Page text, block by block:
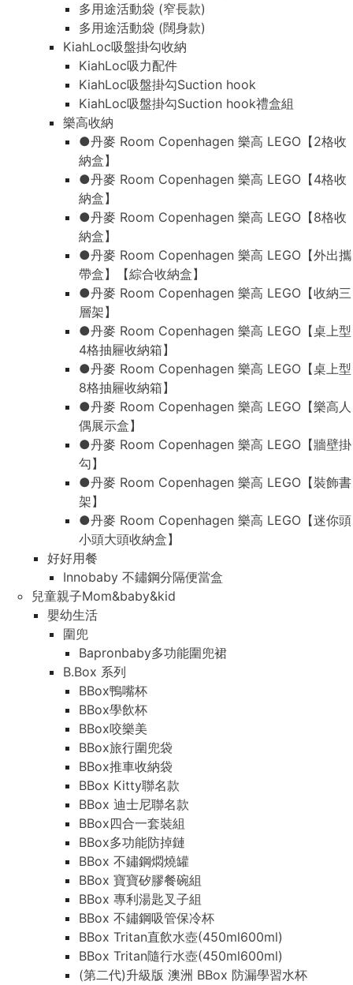
多用途活動袋 (窄長款)
多用途活動袋 (闊身款)
KiahLoc吸盤掛勾收納
KiahLoc吸力配件
KiahLoc吸盤掛勾Suction hook
KiahLoc吸盤掛勾Suction hook禮盒組
樂高收納
●丹麥 Room Copenhagen 樂高 LEGO【2格收
納盒】
●丹麥 Room Copenhagen 樂高 LEGO【4格收
納盒】
●丹麥 Room Copenhagen 樂高 LEGO【8格收
納盒】
●丹麥 Room Copenhagen 樂高 LEGO【外出攜
帶盒】【綜合收納盒】
●丹麥 Room Copenhagen 樂高 LEGO【收納三
層架】
●丹麥 Room Copenhagen 樂高 LEGO【桌上型
4格抽屜收納箱】
●丹麥 Room Copenhagen 樂高 LEGO【桌上型
8格抽屜收納箱】
●丹麥 Room Copenhagen 樂高 LEGO【樂高人
偶展示盒】
●丹麥 Room Copenhagen 樂高 LEGO【牆壁掛
勾】
●丹麥 Room Copenhagen 樂高 LEGO【裝飾書
架】
●丹麥 Room Copenhagen 樂高 LEGO【迷你頭
小頭大頭收納盒】
好好用餐
Innobaby 不鏽鋼分隔便當盒
兒童親子Mom&baby&kid
嬰幼生活
圍兜
Bapronbaby多功能圍兜裙
B.Box 系列
BBox鴨嘴杯
BBox學飲杯
BBox咬樂美
BBox旅行圍兜袋
BBox推車收納袋
BBox Kitty聯名款
BBox 迪士尼聯名款
BBox四合一套裝組
BBox多功能防掉鏈
BBox 不鏽鋼燜燒罐
BBox 寶寶矽膠餐碗組
BBox 專利湯匙叉子組
BBox 不鏽鋼吸管保冷杯
BBox Tritan直飲水壺(450ml600ml)
BBox Tritan隨行水壺(450ml600ml)
(第二代)升級版 澳洲 BBox 防漏學習水杯